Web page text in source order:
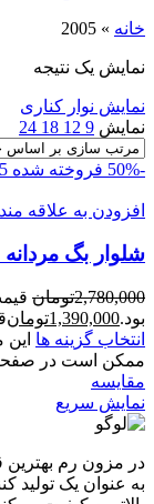
خانه »
2005
نمایش یک نتیجه
نمایش نوار کناری
نمایش 9
12
18
24
-50% فروخته شده
افزودن به علاقه
شلوار بگ مردانه 2005
2,780,000تومان
بود.1,390,000تومان
انتخاب گزینه ها
ممکن است در
مقايسه
نمایش سریع
در مزون رم بهترین
به عنوان یک تولید